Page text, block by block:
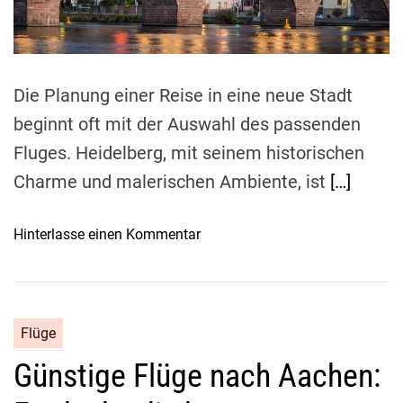
e
r
l
n
:
m
f
s
ö
t
i
m
e
Die Planung einer Reise in eine neue Stadt
beginnt oft mit der Auswahl des passenden
Fluges. Heidelberg, mit seinem historischen
Charme und malerischen Ambiente, ist […]
Hinterlasse einen Kommentaro
E
p
a
Flüge
Günstige Flüge nach Aachen: